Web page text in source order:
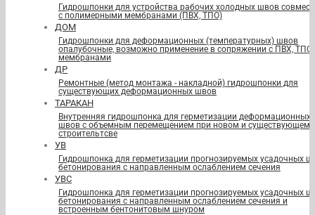
Гидрошпонки для устройства рабочих холодных швов
с полимерными мембранами (ПВХ, ТПО)
ДОМ
Гидрошпонки для деформационных (температурных) швов
опалубочные, возможно применение в сопряжении с ПВХ, ТПО
мембранами
ДР
Ремонтные (метод монтажа - накладной) гидрошпонки для
существующих деформационных швов
ТАРАКАН
Внутренняя гидрошпонка для герметизации деформационных
швов с объемным перемещением при новом и существующем
строительтсве
УВ
Гидрошпонка для герметизации прогнозируемых усадочных
бетонирования с направленным ослаблением сечения
УВС
Гидрошпонка для герметизации прогнозируемых усадочных
бетонирования с направленным ослаблением сечения и
встроенным бентонитовым шнуром